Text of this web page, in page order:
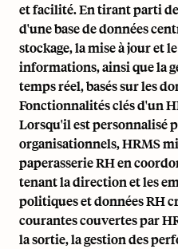
et facilité. En tirant parti
d'une base de données
stockage, la mise à jour et
informations, ainsi que la
temps réel, basés sur les
Fonctionnalités clés d'un
Lorsqu'il est personnalisé
organisationnels, HRMS
paperasserie RH en
tenant la direction et les
politiques et données RH
courantes couvertes par
la sortie, la gestion des